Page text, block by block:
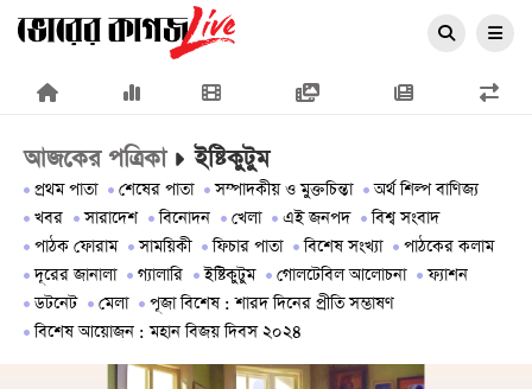
×
প্রচ্ছদ
জাতীয়
আজকের পত্রিকা ইষ্টিকুটুম
প্রথম পাতা শেষের পাতা সম্পাদকীয় ও মুক্তচিন্তা
অর্থ শিল্প বাণিজ্য
খবর
সারাদেশ বিনোদন খেলা এই জনপদ
বিশ্ব সংবাদ
পাঠক ফোরাম
সাময়িকী ফিচার পাতা বিশেষ সংখ্যা
পাঠকের কলাম
দূরের জানালা
গ্যালারি ইষ্টিকুটুম গোলটেবিল আলোচনা
ফ্যাশন
ডটনেট
মেলা
পূজা বিশেষ : শারদ দিনের প্রীতি সম্ভাষণ
বিশেষ আয়োজন : মহান বিজয় দিবস ২০২৪